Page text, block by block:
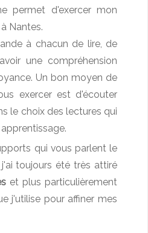
permet d'exercer mon
Nantes.
à chacun de lire, de
une compréhension
Un bon moyen de
exercer est d'écouter
le choix des lectures qui
qui vous parlent le
toujours été très attiré
et plus particulièrement
j'utilise pour affiner mes